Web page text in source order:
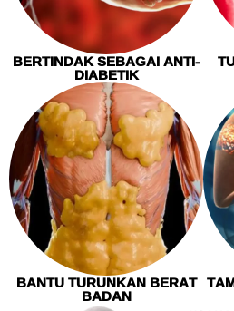
BERTINDAK SEBAGAI ANTI-
DIABETIK
BANTU TURUNKAN BERAT
BADAN